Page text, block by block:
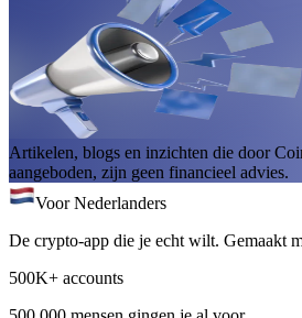
Artikelen, blogs en inzichten die door
aangeboden, zijn geen financieel advies.
Voor Nederlanders
De crypto-app die je echt wilt. Gemaakt
500K+ accounts